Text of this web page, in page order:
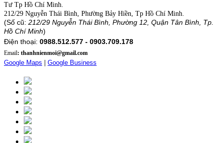
Tư Tp Hồ Chí Minh.
212/29 Nguyễn Thái Bình, Phường Bảy Hiền, Tp Hồ Chí Minh.
(Số cũ: 212/29 Nguyễn Thái Bình, Phường 12, Quận Tân Bình, Tp.
Hồ Chí Minh)
Điện thoại: 0988.512.577 - 0903.709.178
Email: thanhnienmoi@gmail.com
Google Maps Google Business